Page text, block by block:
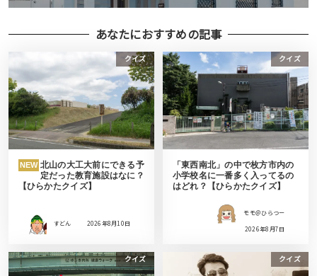
あなたにおすすめの記事
クイズ
NEW 北山の大工大前にできる予
定だった教育施設はなに？
【ひらかたクイズ】
すどん 2026年8月10日
クイズ
「東西南北」の中で枚方市内の
小学校名に一番多く入ってるの
はどれ？【ひらかたクイズ】
モモ＠ひらつー
2026年8月7日
クイズ クイズ